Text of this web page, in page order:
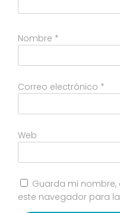
Nombre *
Correo electrónico *
Web
Guarda mi
este navegador para